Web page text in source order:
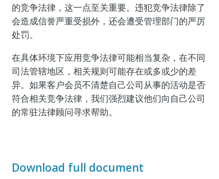
的竞争法律，这一点至关重要。违犯竞争法律除了
会造成信誉严重受损外，还会遭受管理部门的严厉
处罚。
在具体环境下应用竞争法律可能相当复杂，在不同
司法管辖地区，相关规则可能存在或多或少的差
异。如果客户会员不清楚自己公司从事的活动是否
符合相关竞争法律，我们强烈建议他们向自己公司
的常驻法律顾问寻求帮助。
Download full document